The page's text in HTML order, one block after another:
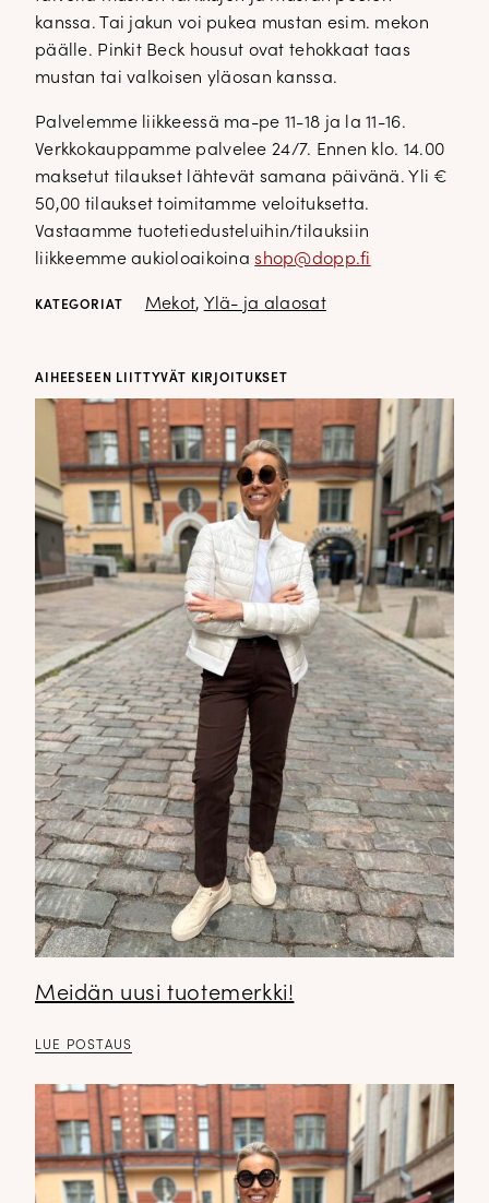
kanssa. Tai jakun voi pukea mustan esim. mekon
päälle. Pinkit Beck housut ovat tehokkaat taas
mustan tai valkoisen yläosan kanssa.
Palvelemme liikkeessä ma-pe 11-18 ja la 11-16.
Verkkokauppamme palvelee 24/7. Ennen klo. 14.00
maksetut tilaukset lähtevät samana päivänä. Yli €
50,00 tilaukset toimitamme veloituksetta.
Vastaamme tuotetiedusteluihin/tilauksiin
liikkeemme aukioloaikoina shop@dopp.fi
KATEGORIAT Mekot, Ylä- ja alaosat
AIHEESEEN LIITTYVÄT KIRJOITUKSET
Meidän uusi tuotemerkki!
LUE POSTAUS